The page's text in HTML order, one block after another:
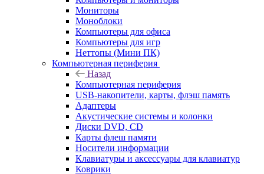
Мониторы
Моноблоки
Компьютеры для офиса
Компьютеры для игр
Неттопы (Мини ПК)
Компьютерная периферия
Назад
Компьютерная периферия
USB-накопители, карты, флэш память
Адаптеры
Акустические системы и колонки
Диски DVD, CD
Карты флеш памяти
Носители информации
Клавиатуры и аксессуары для клавиатур
Коврики